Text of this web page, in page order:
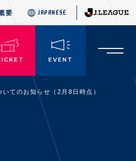
要 JAPANESE
EVENT
JAPANESE
ケット
てのお知らせ（2月8日時点）